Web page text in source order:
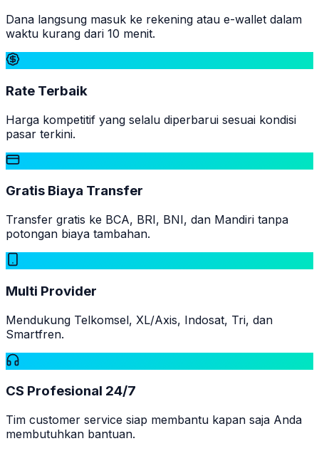
Dana langsung masuk ke rekening atau e-wallet dalam
waktu kurang dari 10 menit.
Rate Terbaik
Harga kompetitif yang selalu diperbarui sesuai kondisi
pasar terkini.
Gratis Biaya Transfer
Transfer gratis ke BCA, BRI, BNI, dan Mandiri tanpa
potongan biaya tambahan.
Multi Provider
Mendukung Telkomsel, XL/Axis, Indosat, Tri, dan
Smartfren.
CS Profesional 24/7
Tim customer service siap membantu kapan saja Anda
membutuhkan bantuan.